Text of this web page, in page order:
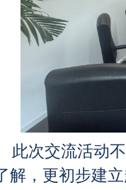
此次交流活动
解，更初步建